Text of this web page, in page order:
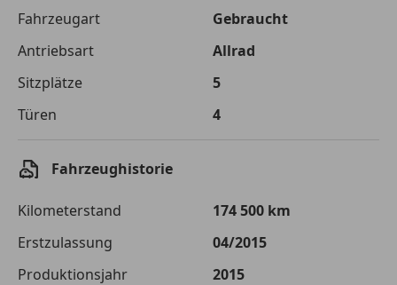
Laufzeit
120 Monate
Kreditbetrag
€ 19 800,-
Zu zahlender
Gesamtbetrag
€ 27 894,-
Effektivzinsatz
Sollzinssatz
7,25 %
Monatliche Rate € 232,45
Fahrzeugart
Gebraucht
Antriebsart
Allrad
Sitzplätze
5
Türen
4
Fahrzeughistorie
Kilometerstand
174 500 km
Erstzulassung
04/2015
Produktionsjahr
2015